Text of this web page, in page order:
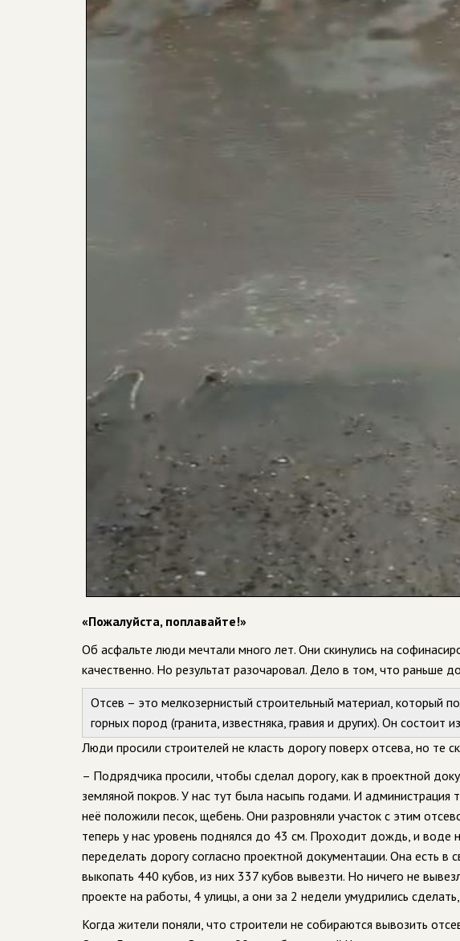
«Пожалуйста, поплавайте!»
Об асфальте люди мечтали много лет. Они скинулись на
качественно. Но результат разочаровал. Дело в том, что раньше
Отсев – это мелкозернистый строительный материал, который
горных пород (гранита, известняка, гравия и других). Он
Люди просили строителей не класть дорогу поверх отсева, но те
– Подрядчика просили, чтобы сделал дорогу, как в проектной
земляной покров. У нас тут была насыпь годами. И администрация
неё положили песок, щебень. Они разровняли участок с этим
теперь у нас уровень поднялся до 43 см. Проходит дождь, и
переделать дорогу согласно проектной документации. Она есть
выкопать 440 кубов, из них 337 кубов вывезти. Но ничего не
проекте на работы, 4 улицы, а они за 2 недели умудрились
Когда жители поняли, что строители не собираются вывозить